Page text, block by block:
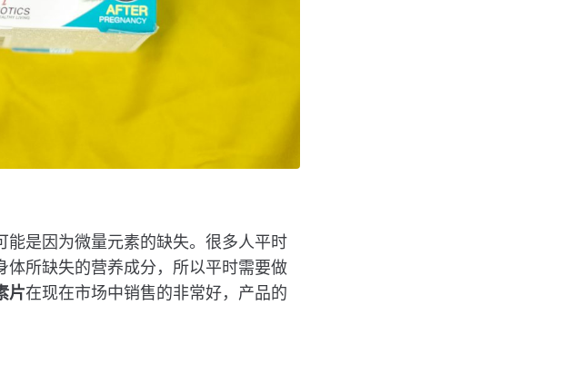
是因为微量元素的缺失。很多人平时
所缺失的营养成分，所以平时需要做
片在现在市场中销售的非常好，产品的